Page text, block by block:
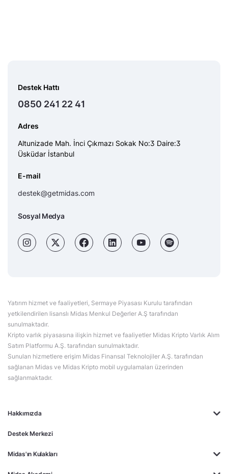
Hakkımızda
Destek Merkezi
Midas'ın Kulakları
Destek Hattı
0850 241 22 41
Adres
Altunizade Mah. İnci Çıkmazı Sokak No:3 Daire:3
Üsküdar İstanbul
E-mail
destek@getmidas.com
Sosyal Medya
Yatırım hizmet ve faaliyetleri, Sermaye Piyasası Kurulu tarafından
yetkilendirilen lisanslı Midas Menkul Değerler A.Ş tarafından
sunulmaktadır.
Kripto varlık piyasasına ilişkin hizmet ve faaliyetler Midas Kripto Varlık Alım
Satım Platformu A.Ş. tarafından sunulmaktadır.
Sunulan hizmetlere erişim Midas Finansal Teknolojiler A.Ş. tarafından
sağlanan Midas ve Midas Kripto mobil uygulamaları üzerinden
sağlanmaktadır.